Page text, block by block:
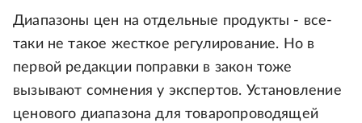
Диапазоны цен на отдельные продукты - все-
таки не такое жесткое регулирование. Но в
первой редакции поправки в закон тоже
вызывают сомнения у экспертов. Установление
ценового диапазона для товаропроводящей